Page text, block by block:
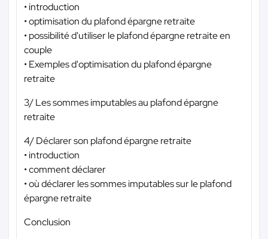
• introduction
• optimisation du plafond épargne retraite
• possibilité d'utiliser le plafond épargne retraite en
couple
• Exemples d'optimisation du plafond épargne
retraite
3/ Les sommes imputables au plafond épargne
retraite
4/ Déclarer son plafond épargne retraite
• introduction
• comment déclarer
• où déclarer les sommes imputables sur le plafond
épargne retraite
Conclusion